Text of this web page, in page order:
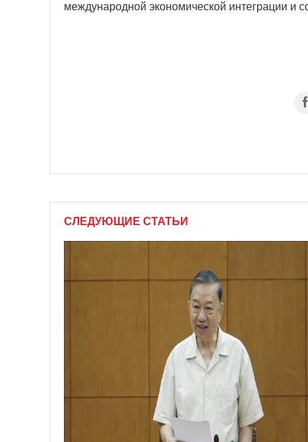
международной экономической интеграции и
СЛЕДУЮЩИЕ СТАТЬИ